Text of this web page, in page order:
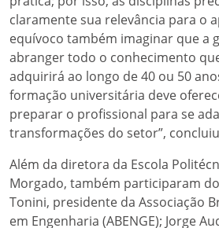
claramente sua relevância para o
equívoco também imaginar que a
abranger todo o conhecimento
adquirirá ao longo de 40 ou 50
formação universitária deve
preparar o profissional para se
transformações do setor”,
Além da diretora da Escola
Morgado, também participaram
Tonini, presidente da Associação
em Engenharia (ABENGE); Jorge